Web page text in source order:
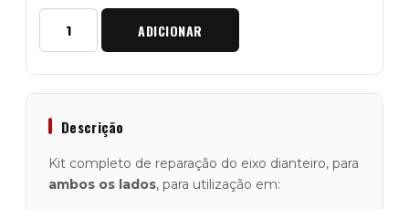
Quantidade
Kit
do
Eixo
Dianteiro
"Terrain
Tamer"
ADICIONAR
Descrição
Kit completo de reparação do eixo dianteiro, para
ambos os lados, para utilização em: